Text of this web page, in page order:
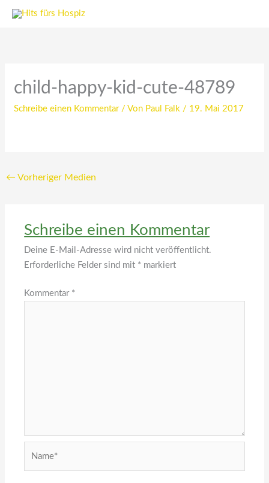
Zum
child-happy-kid-cute-48789
Schreibe einen Kommentar / Von Paul Falk / 19. Mai 2017
← Vorheriger Medien
Schreibe einen Kommentar
Deine E-Mail-Adresse wird nicht veröffentlicht.
Erforderliche Felder sind mit * markiert
Kommentar *